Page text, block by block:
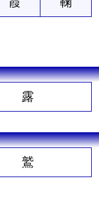
露
鷲